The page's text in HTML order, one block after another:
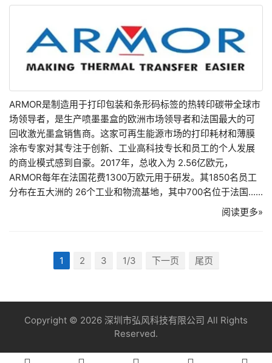
ARMOR是制造用于打印包装和条形码标签的热转印碳带全球市
场领导者，是生产喷墨墨盒的欧洲市场领导者和法国最大的可
回收激光墨盒销售商。这家可再生能源市场的打印耗材和薄膜
涂布专家对其专注于创新、工业高科技专长和员工的个人发展
的商业模式感到自豪。2017年，总收入为 2.56亿欧元，
ARMOR每年在法国花费1300万欧元用于研发。其1850名员工
分布在五大洲的 26个工业和物流基地，其中700名位于法国......
阅读更多»
1 2 3 1/3 下一页 尾页
Copyright © 2026 深圳市弘风科技有限公司 All Rights
Reserved.